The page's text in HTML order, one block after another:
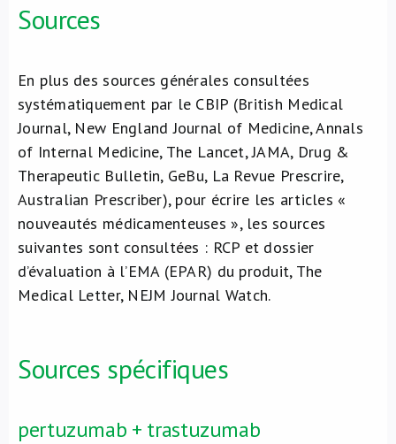
Sources
En plus des sources générales consultées
systématiquement par le CBIP (British Medical
Journal, New England Journal of Medicine, Annals
of Internal Medicine, The Lancet, JAMA, Drug &
Therapeutic Bulletin, GeBu, La Revue Prescrire,
Australian Prescriber), pour écrire les articles «
nouveautés médicamenteuses », les sources
suivantes sont consultées : RCP et dossier
d’évaluation à l’EMA (EPAR) du produit, The
Medical Letter, NEJM Journal Watch.
Sources spécifiques
pertuzumab + trastuzumab